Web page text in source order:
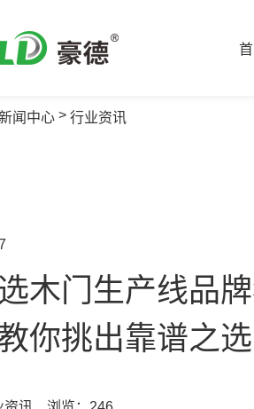
闻中心 >行业资讯
木门生产线品
你挑出靠谱之选